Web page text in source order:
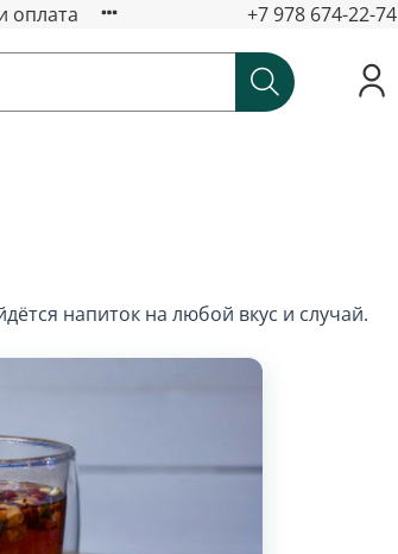
оплата +7 978 674-22-74
напиток на любой вкус и случай.